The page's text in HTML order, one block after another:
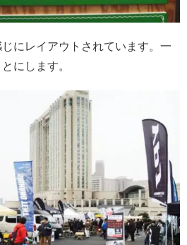
にレイアウトされています。一
にします。